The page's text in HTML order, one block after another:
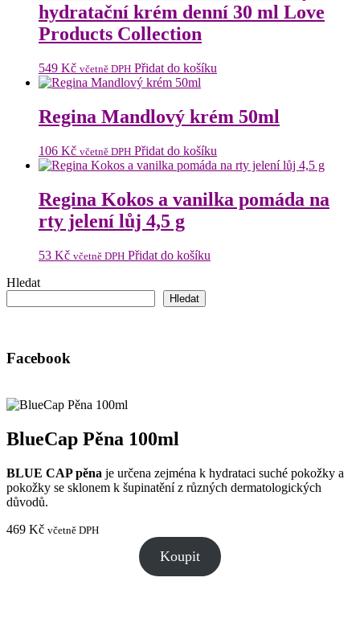
hydratační krém denní 30 ml Love
Products Collection
549 Kč včetně DPH Přidat do košíku
Regina Mandlový krém 50ml
106 Kč včetně DPH Přidat do košíku
Regina Kokos a vanilka pomáda na
rty jelení lůj 4,5 g
53 Kč včetně DPH Přidat do košíku
Hledat
Hledat
Facebook
BlueCap Pěna 100ml
BLUE CAP pěna je určena zejména k hydrataci suché pokožky a
pokožky se sklonem k šupinatění z různých dermatologických
důvodů.
469 Kč včetně DPH
Koupit